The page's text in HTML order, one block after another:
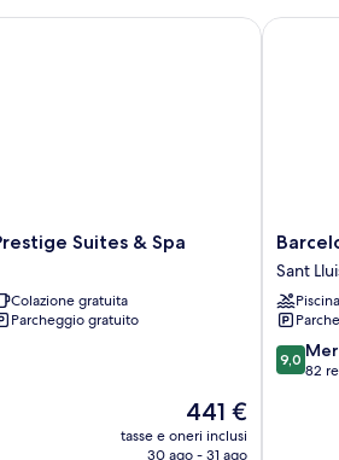
Suites & Spa
Colazione gratuita
Parcheggio gratuito
Il
prezzo
attuale
441 €
tasse e oneri inclusi
30 ago - 31 ago
Suites & Spa
Barcelo
Nura
Sant
Lluis
Sant
Piscina
9.0
su
9,0
82
Barcelo